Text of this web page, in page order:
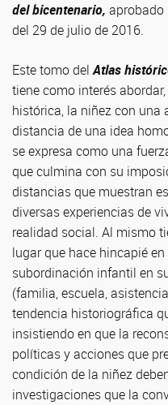
del bicentenario, aprobado
del 29 de julio de 2016.
Este tomo delAtlas
tiene como interés
histórica, la niñez con
distancia de una idea
se expresa como una
que culmina con su
distancias que muestran
diversas experiencias de
realidad social. Al mismo
lugar que hace hincapié
subordinación infantil en
(familia, escuela,
tendencia historiográfica
insistiendo en que la
políticas y acciones que
condición de la niñez
investigaciones que la